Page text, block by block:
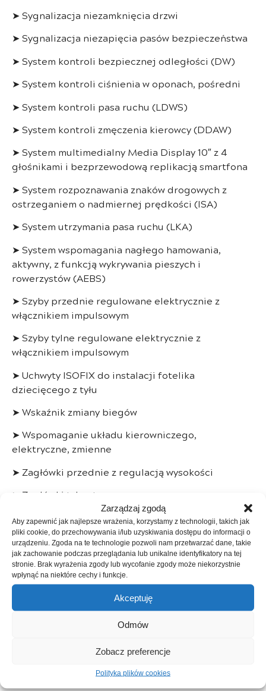
Zarządzaj zgodą
Aby zapewnić jak najlepsze wrażenia, korzystamy z technologii, takich jak
pliki cookie, do przechowywania i/lub uzyskiwania dostępu do informacji o
urządzeniu. Zgoda na te technologie pozwoli nam przetwarzać dane, takie
jak zachowanie podczas przeglądania lub unikalne identyfikatory na tej
stronie. Brak wyrażenia zgody lub wycofanie zgody może niekorzystnie
wpłynąć na niektóre cechy i funkcje.
Akceptuję
Odmów
Zobacz preferencje
Polityka plików cookies
➤ Sygnalizacja niezamknięcia drzwi
➤ Sygnalizacja niezapięcia pasów bezpieczeństwa
➤ System kontroli bezpiecznej odległości (DW)
➤ System kontroli ciśnienia w oponach, pośredni
➤ System kontroli pasa ruchu (LDWS)
➤ System kontroli zmęczenia kierowcy (DDAW)
➤ System multimedialny Media Display 10″ z 4
głośnikami i bezprzewodową replikacją smartfona
➤ System rozpoznawania znaków drogowych z
ostrzeganiem o nadmiernej prędkości (ISA)
➤ System utrzymania pasa ruchu (LKA)
➤ System wspomagania nagłego hamowania,
aktywny, z funkcją wykrywania pieszych i
rowerzystów (AEBS)
➤ Szyby przednie regulowane elektrycznie z
włącznikiem impulsowym
➤ Szyby tylne regulowane elektrycznie z
włącznikiem impulsowym
➤ Uchwyty ISOFIX do instalacji fotelika
dziecięcego z tyłu
➤ Wskaźnik zmiany biegów
➤ Wspomaganie układu kierowniczego,
elektryczne, zmienne
➤ Zagłówki przednie z regulacją wysokości
➤ Zagłówki tylne trzy, wysuwane
➤ Zamek centralny
➤ Zestaw wskaźników TFT 7cali – kolorowy
➤ eCall – połączenie alarmowe
➤ Światła automatyczne, wycieraczki automatyczne
➤ Światła do jazdy dziennej LED
➤ Światła przeciwmgielne LED
Kupując w naszej firmie: